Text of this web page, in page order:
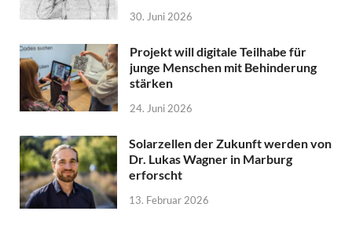
30. Juni 2026
Projekt will digitale Teilhabe für
junge Menschen mit Behinderung
stärken
24. Juni 2026
Solarzellen der Zukunft werden von
Dr. Lukas Wagner in Marburg
erforscht
13. Februar 2026